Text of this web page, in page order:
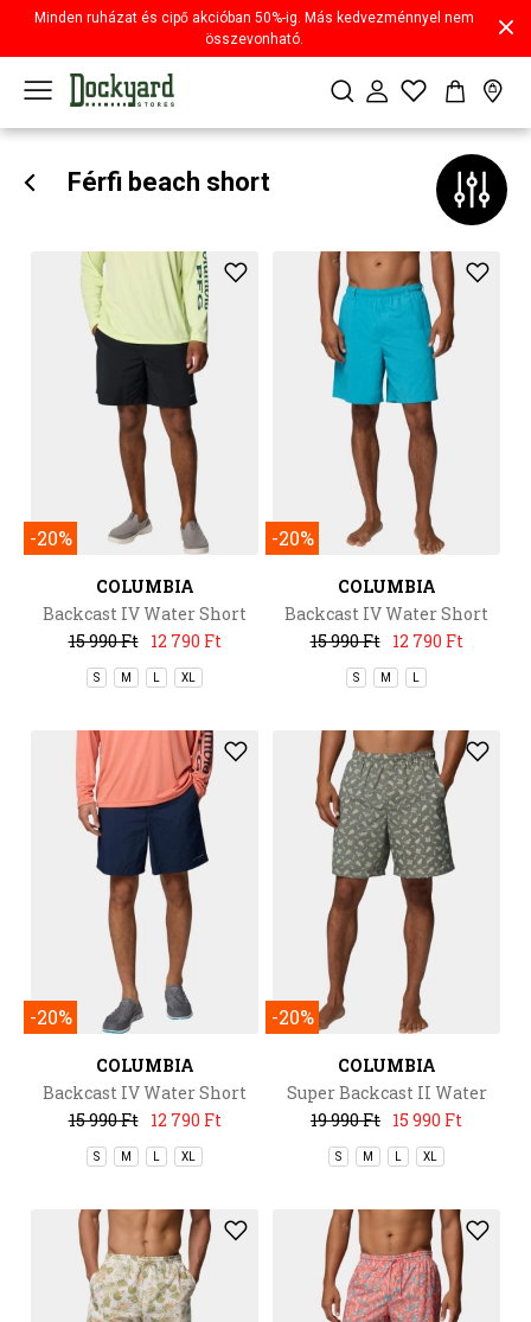
Minden ruházat és cipő akcióban 50%-ig. Más kedvezménnyel nem
összevonható.
Férfi beach short
-20%
COLUMBIA
Backcast IV Water Short
15 990 Ft
12 790 Ft
S M XL
-20%
COLUMBIA
Backcast IV Water Short
15 990 Ft
12 790 Ft
S M
-20%
COLUMBIA
Backcast IV Water Short
15 990 Ft
12 790 Ft
S M XL
-20%
COLUMBIA
Super Backcast II Water
Short
19 990 Ft 15 990 Ft
S M XL